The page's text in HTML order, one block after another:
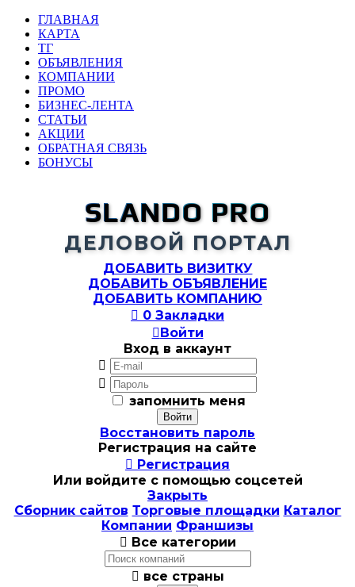
ГЛАВНАЯ
КАРТА
ТГ
ОБЪЯВЛЕНИЯ
КОМПАНИИ
ПРОМО
БИЗНЕС-ЛЕНТА
СТАТЬИ
АКЦИИ
ОБРАТНАЯ СВЯЗЬ
БОНУСЫ
SLANDO PRO
ДЕЛОВОЙ ПОРТАЛ
ДОБАВИТЬ ВИЗИТКУ
ДОБАВИТЬ ОБЪЯВЛЕНИЕ
ДОБАВИТЬ КОМПАНИЮ
 0 Закладки
Войти
Вход в аккаунт


запомнить меня
Восстановить пароль
Регистрация на сайте
 Регистрация
Или войдите с помощью соцсетей
Закрыть
Сборник сайтов Торговые площадки Каталог
Компании Франшизы
 Все категории
 все страны